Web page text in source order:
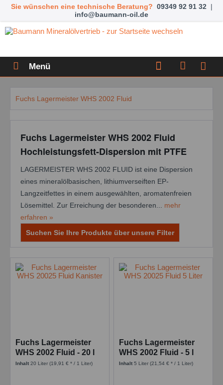
Sie wünschen eine technische Beratung? 09349 92 91 32 |
info@baumann-oil.de
Menü
Fuchs Lagermeister WHS 2002 Fluid
Fuchs Lagermeister WHS 2002 Fluid
Hochleistungsfett-Dispersion mit PTFE
LAGERMEISTER WHS 2002 FLUID ist eine Dispersion
eines mineralölbasischen, lithiumverseiften EP-
Langzeitfettes in einem ausgewählten, aromatenfreien
Lösemittel. Zur Erreichung der besonderen... mehr
erfahren »
Suchen Sie Ihre Produkte über unsere Filter
Fuchs Lagermeister
WHS 2002 Fluid - 20 l
Kanne
Inhalt20 Liter(19,91 € * / 1 Liter)
Fuchs Lagermeister
WHS 2002 Fluid - 5 l
Kanister
Inhalt5 Liter(21,54 € * / 1 Liter)